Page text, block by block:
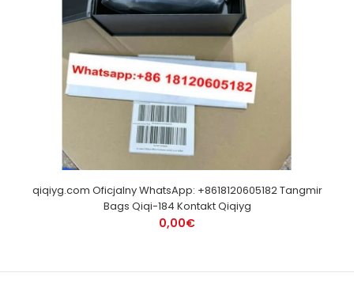
qiqiyg.com Oficjalny WhatsApp: +8618120605182 Tangmir
Bags Qiqi-184 Kontakt Qiqiyg
0,00€